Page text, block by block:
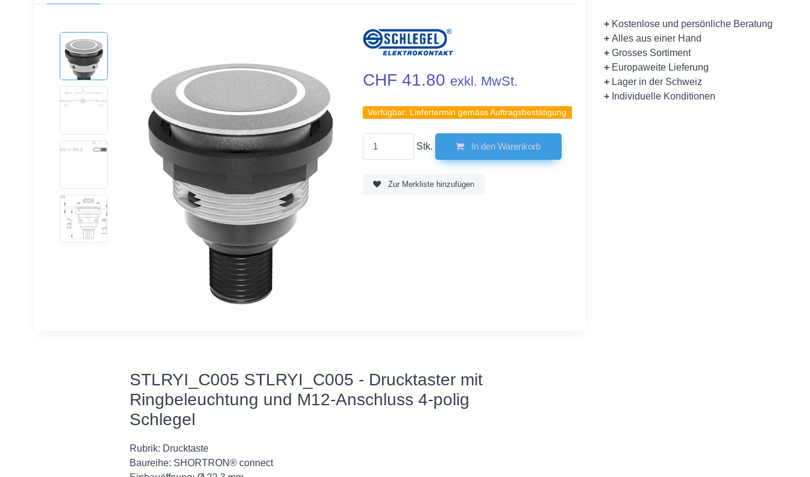
CHF 41.80 exkl. MwSt.
Verfügbar: Liefertermin gemäss Auftragsbestätigung
Stk. In den Warenkorb
Zur Merkliste hinzufügen
STLRYI_C005 STLRYI_C005 - Drucktaster mit
Ringbeleuchtung und M12-Anschluss 4-polig
Schlegel
Rubrik: Drucktaste
Baureihe: SHORTRON® connect
+ Kostenlose und persönliche Beratung
+ Alles aus einer Hand
+ Grosses Sortiment
+ Europaweite Lieferung
+ Lager in der Schweiz
+ Individuelle Konditionen